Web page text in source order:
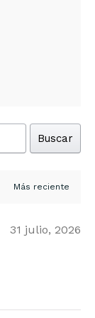
Buscar
31 julio, 2026